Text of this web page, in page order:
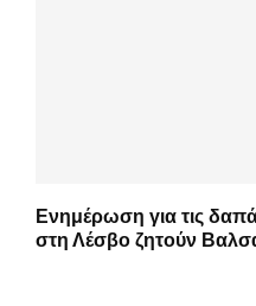
Ενημέρωση για τις
στη Λέσβο ζητούν